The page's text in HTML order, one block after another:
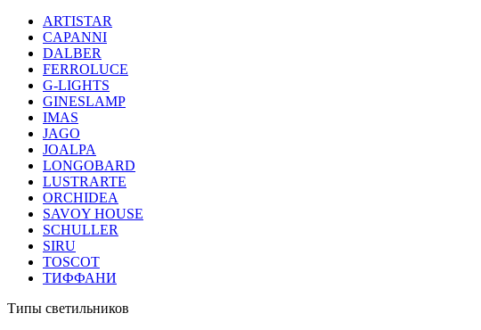
ARTISTAR
CAPANNI
DALBER
FERROLUCE
G-LIGHTS
GINESLAMP
IMAS
JAGO
JOALPA
LONGOBARD
LUSTRARTE
ORCHIDEA
SAVOY HOUSE
SCHULLER
SIRU
TOSCOT
ТИФФАНИ
Типы светильников